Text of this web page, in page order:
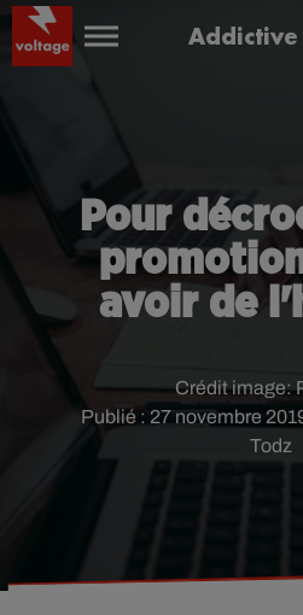
Addictive
Pour
avoir de
Publié : 27 novembre
Todz
Crédit image: